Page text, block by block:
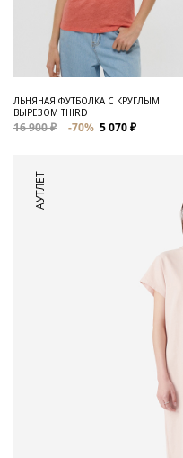
ЛЬНЯНАЯ ФУТБОЛКА С КРУГЛЫМ
ВЫРЕЗОМ THIRD
16 900 ₽ -70% 5 070 ₽
АУТЛЕТ